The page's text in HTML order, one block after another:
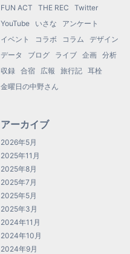
FUN ACT THE REC
Twitter
YouTube
いさな
アンケート
イベント
コラボ コラム
デザイン
データ
ブログ ライブ 企画
分析
収録
合宿 広報 旅行記
耳栓
金曜日の中野さん
アーカイブ
2026年5月
2025年11月
2025年8月
2025年7月
2025年5月
2025年3月
2024年11月
2024年10月
2024年9月